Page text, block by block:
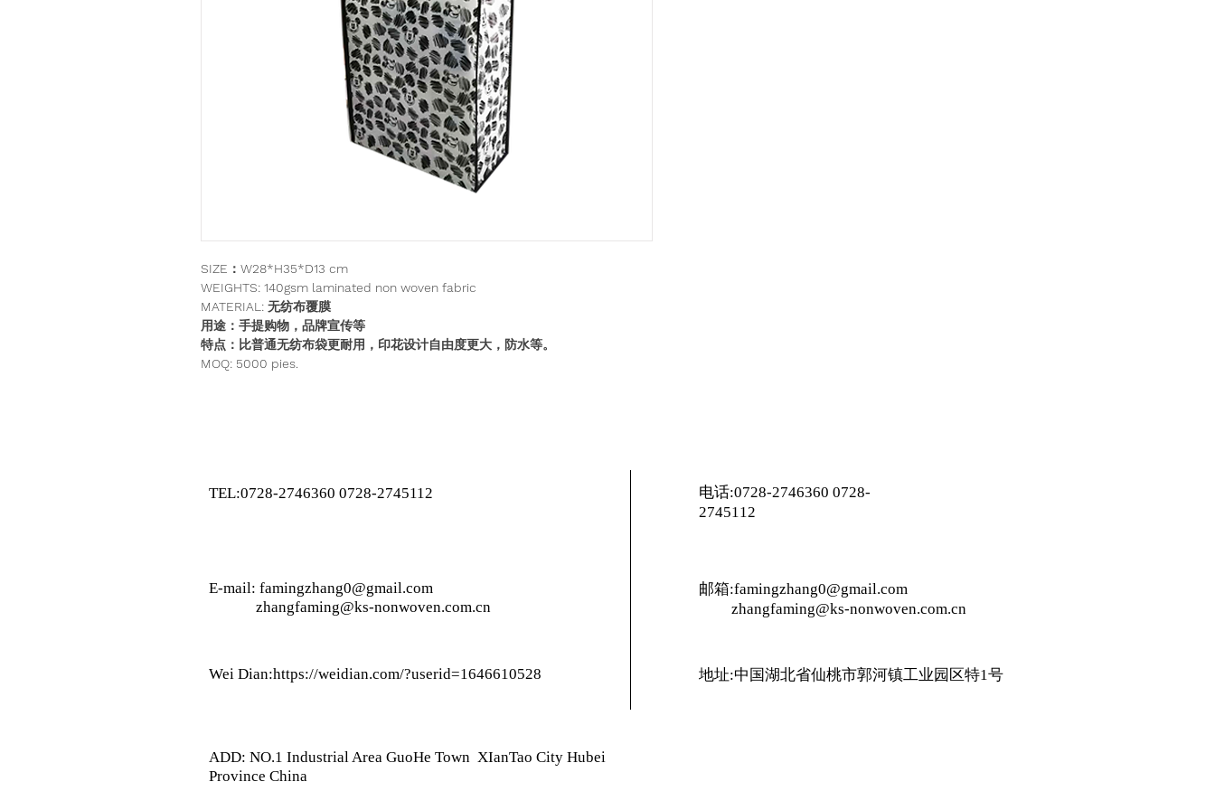
SIZE：W28*H35*D13 cm
WEIGHTS: 140gsm laminated non woven fabric
MATERIAL: 无纺布覆膜
用途：手提购物，品牌宣传等
特点：比普通无纺布袋更耐用，印花设计自由度更大，防水等。
MOQ: 5000 pies.
TEL:0728-2746360 0728-2745112
电话:0728-2746360 0728-
2745112
E-mail: famingzhang0@gmail.com
zhangfaming@ks-nonwoven.com.cn
邮箱:famingzhang0@gmail.com
zhangfaming@ks-nonwoven.com.cn
Wei Dian:https://weidian.com/?userid=1646610528 地址:中国湖北省仙桃市郭河镇工业园区特1号
ADD: NO.1 Industrial Area GuoHe Town XIanTao City Hubei
Province China